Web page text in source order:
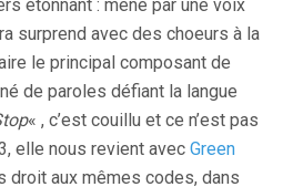
étonnant : mené par une voix
surprend avec des choeurs à la
le principal composant de
de paroles défiant la langue
« , c’est couillu et ce n’est pas
elle nous revient avec Green
droit aux mêmes codes, dans